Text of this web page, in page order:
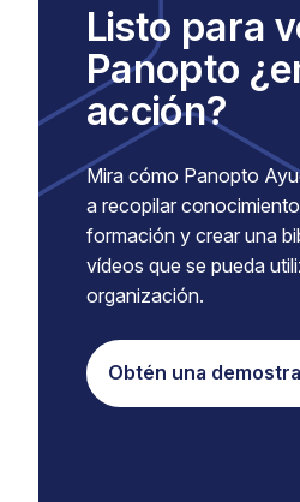
Listo para
Panopto
acción?
Mira cómo Panopto
a recopilar
formación y crear una
vídeos que se pueda
organización.
Obtén una